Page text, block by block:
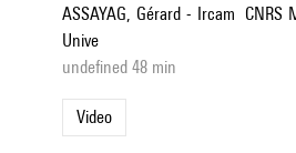
ASSAYAG, Gérard - Ircam 
Unive
undefined 48 min
Video